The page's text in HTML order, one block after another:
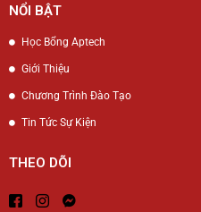
NỔI BẬT
Học Bổng Aptech
Giới Thiệu
Chương Trình Đào Tạo
Tin Tức Sự Kiện
THEO DÕI